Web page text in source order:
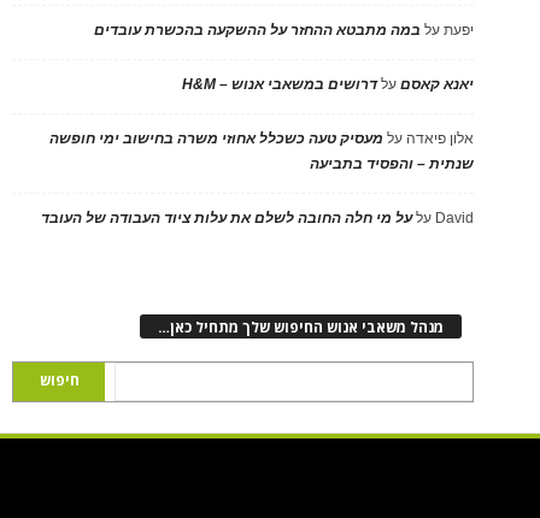
יפעתעל במה מתבטא ההחזר על ההשקעה בהכשרת עובדים
יאנא קאסםעלדרושים במשאבי אנוש – H&M
אלון פיאדה על מעסיק טעה כשכלל אחוזי משרה בחישוב ימי חופשה
שנתית – והפסיד בתביעה
David עלעל מי חלה החובה לשלם את עלות ציוד העבודה של העובד
מנהל משאבי אנוש החיפוש שלך מתחיל כאן…